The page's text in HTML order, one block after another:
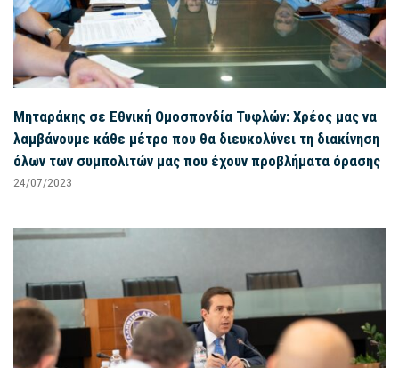
Μηταράκης σε Εθνική Ομοσπονδία Τυφλών: Χρέος μας να
λαμβάνουμε κάθε μέτρο που θα διευκολύνει τη διακίνηση
όλων των συμπολιτών μας που έχουν προβλήματα όρασης
24/07/2023